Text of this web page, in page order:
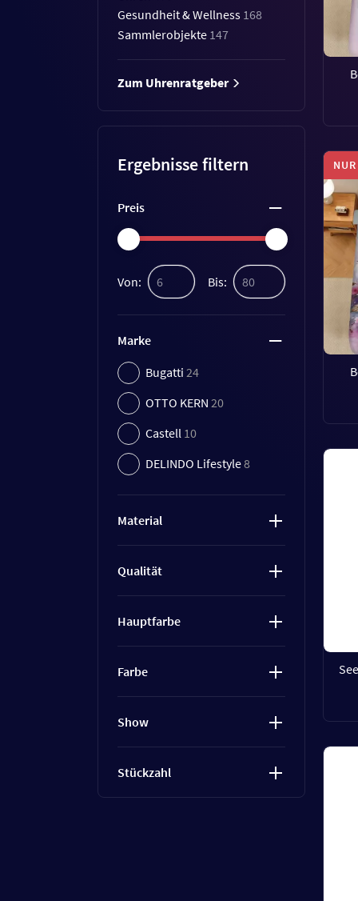
Gesundheit & Wellness 168
Sammlerobjekte 147
Zum Uhrenratgeber
Ergebnisse filtern
Preis
Von: Bis:
Marke
Bugatti 24
OTTO KERN 20
Castell 10
DELINDO Lifestyle8
Material
Qualität
Hauptfarbe
Farbe
Show
Stückzahl